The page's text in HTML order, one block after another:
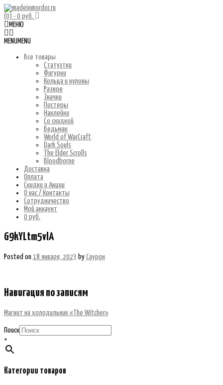
(0) - 0 руб.
МЕНЮ
MENU MENU
Все товары
Статуэтки
Фигурки
Кольца и кулоны
Разное
Значки
Постеры
Наклейки
Со скидкой
Ведьмак
World of WarCraft
Dark Souls
The Elder Scrolls
Bloodborne
Доставка
Оплата
Скидки и Акции
О нас / Контакты
Сотрудничество
Мой аккаунт
0 руб.
G9kYLtm5vlA
Posted on 18 января, 2023 by Саурон
Навигация по записям
Магнит на холодильник «The Witcher»
Поиск
×
Категории товаров